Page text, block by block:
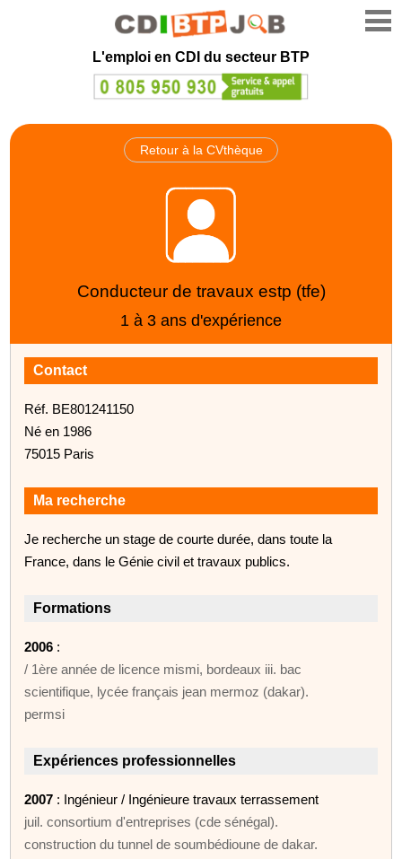
L'emploi en CDI du secteur BTP
Retour à la CVthèque
Conducteur de travaux estp (tfe)
1 à 3 ans d'expérience
Contact
Réf. BE801241150
Né en 1986
75015 Paris
Ma recherche
Je recherche un stage de courte durée, dans toute la
France, dans le Génie civil et travaux publics.
Formations
2006 :
/ 1ère année de licence mismi, bordeaux iii. bac
scientifique, lycée français jean mermoz (dakar).
permsi
Expériences professionnelles
2007 : Ingénieur / Ingénieure travaux terrassement
juil. consortium d'entreprises (cde sénégal).
construction du tunnel de soumbédioune de dakar.